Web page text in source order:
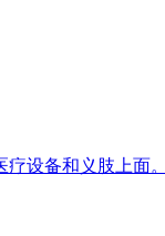
设备和义肢上面。